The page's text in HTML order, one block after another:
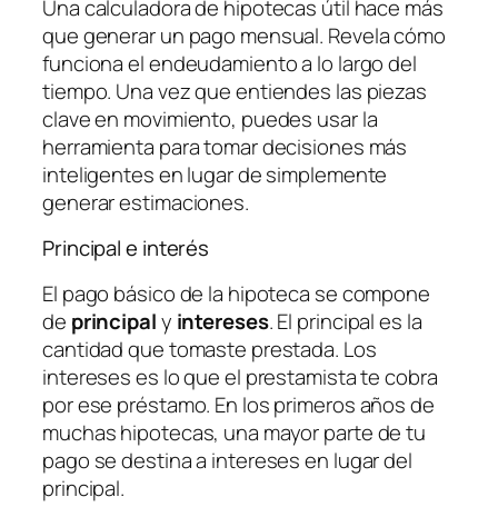
Una calculadora de hipotecas útil hace más
que generar un pago mensual. Revela cómo
funciona el endeudamiento a lo largo del
tiempo. Una vez que entiendes las piezas
clave en movimiento, puedes usar la
herramienta para tomar decisiones más
inteligentes en lugar de simplemente
generar estimaciones.
Principal e interés
El pago básico de la hipoteca se compone
de principaly intereses. El principal es la
cantidad que tomaste prestada. Los
intereses es lo que el prestamista te cobra
por ese préstamo. En los primeros años de
muchas hipotecas, una mayor parte de tu
pago se destina a intereses en lugar del
principal.